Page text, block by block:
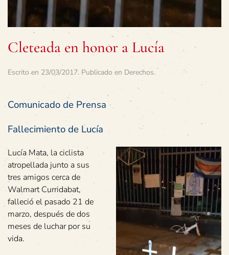
Cleteada en honor a Lucía
Escrito en 23/03/2017. Publicado en Derechos.
Comunicado de Prensa
Fallecimiento de Lucía
Lucía Mata, la ciclista
atropellada junto a sus
tres amigos cerca de
Walmart Curridabat,
falleció el pasado 21 de
marzo, después de dos
meses de luchar por su
vida.